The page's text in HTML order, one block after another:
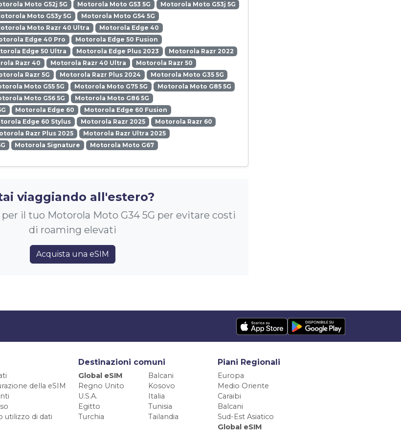
Moto G52j 5G Motorola Moto G53 5G
Motorola Moto G53j 5G
Moto G53y 5G
Motorola Moto G54 5G
Moto Razr 40 Ultra
Motorola Edge 40
Edge 40 Pro
Motorola Edge 50 Fusion
Edge 50 Ultra Motorola Edge Plus 2023
Motorola Razr 2022
Razr 40 Motorola Razr 40 Ultra
Motorola Razr 50
Razr 5G Motorola Razr Plus 2024
Motorola Moto G35 5G
Moto G55 5G Motorola Moto G75 5G
Motorola Moto G85 5G
Moto G56 5G
Motorola Moto G86 5G
Motorola Edge 60
Motorola Edge 60 Fusion
Edge 60 Stylus Motorola Razr 2025
Motorola Razr 60
Razr Plus 2025
Motorola Razr Ultra 2025
Motorola Signature Motorola Moto G67
viaggiando all'estero?
il tuo Motorola Moto G34 5G per evitare costi
di roaming elevati
Acquista una eSIM
della eSIM
utilizzo di dati
Destinazioni comuni
Global eSIM
Balcani
Regno Unito
Kosovo
U.S.A.
Italia
Egitto
Tunisia
Turchia
Tailandia
Piani Regionali
Europa
Medio Oriente
Caraibi
Balcani
Sud-Est Asiatico
Global eSIM